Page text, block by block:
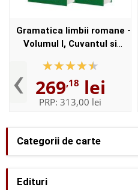
Categorii de carte
Edituri
‹
Gramatica limbii romane -
Volumul I, Cuvantul si
Elaborata sub egida
Institutului de
Lingvistica,,...
269,18 lei
PRP: 313,00 lei